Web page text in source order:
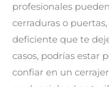
profesionales
cerraduras o
deficiente que te
casos, podrías estar
confiar en un